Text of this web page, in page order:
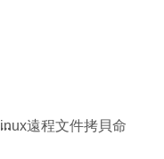
linux遠程文件拷貝命